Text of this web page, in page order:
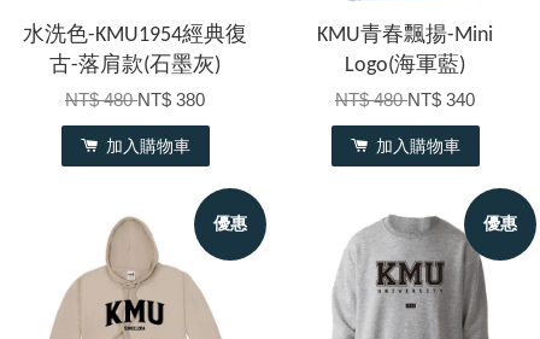
水洗色-KMU1954經典復
古-落肩款(石墨灰)
NT$ 480NT$ 380
加入購物車
KMU青春飄揚-Mini
Logo(海軍藍)
NT$ 480NT$ 340
加入購物車
優惠 優惠